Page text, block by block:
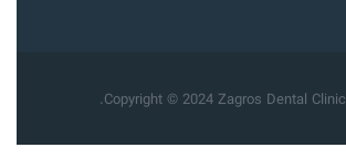
Copyright © 2024 Zagros Dental